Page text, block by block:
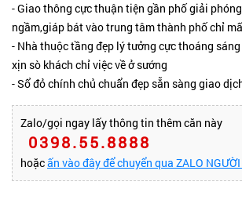
- Giao thông cực thuận tiện gần phố giải
ngầm,giáp bát vào trung tâm thành phố chỉ
- Nhà thuộc tầng đẹp lý tưởng cực thoáng
xịn sò khách chỉ việc về ở sướng
- Sổ đỏ chính chủ chuẩn đẹp sẵn sàng giao
Zalo/gọi ngay lấy thông tin thêm căn này
0398.55.8888
hoặcấn vào đây để chuyển qua ZALO